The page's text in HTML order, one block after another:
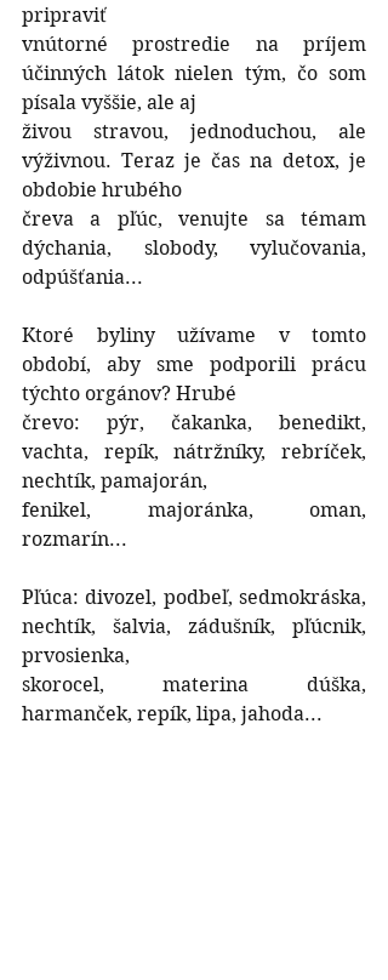
pripraviť
vnútorné prostredie na príjem
účinných látok nielen tým, čo som
písala vyššie, ale aj
živou stravou, jednoduchou, ale
výživnou. Teraz je čas na detox, je
obdobie hrubého
čreva a pľúc, venujte sa témam
dýchania, slobody, vylučovania,
odpúšťania...
Ktoré byliny užívame v tomto
období, aby sme podporili prácu
týchto orgánov? Hrubé
črevo: pýr, čakanka, benedikt,
vachta, repík, nátržníky, rebríček,
nechtík, pamajorán,
fenikel, majoránka, oman,
rozmarín...
Pľúca: divozel, podbeľ, sedmokráska,
nechtík, šalvia, zádušník, pľúcnik,
prvosienka,
skorocel, materina dúška,
harmanček, repík, lipa, jahoda...